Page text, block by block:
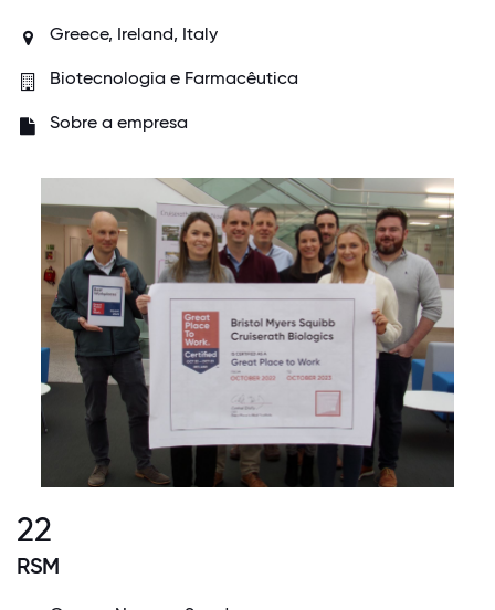
Greece, Ireland, Italy
Biotecnologia e Farmacêutica
Sobre a empresa
22
RSM